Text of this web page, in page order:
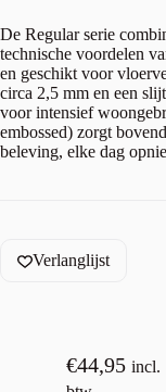
De Regular serie
technische voordelen
en geschikt voor
circa 2,5 mm en een
voor intensief
embossed) zorgt
beleving, elke dag
Verlanglijst
€44,95 incl.